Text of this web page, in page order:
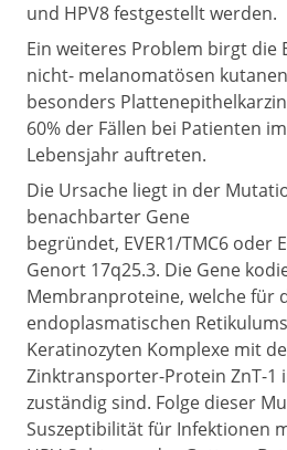
und HPV8 festgestellt werden.
Ein weiteres Problem birgt die
nicht- melanomatösen
besonders
60% der Fällen bei Patienten
Lebensjahr auftreten.
Die Ursache liegt in der
benachbarter Gene
begründet, EVER1/TMC6 oder
Genort 17q25.3. Die Gene
Membranproteine, welche für
endoplasmatischen
Keratinozyten Komplexe mit
Zinktransporter-Protein ZnT-1
zuständig sind. Folge dieser
Suszeptibilität für Infektionen